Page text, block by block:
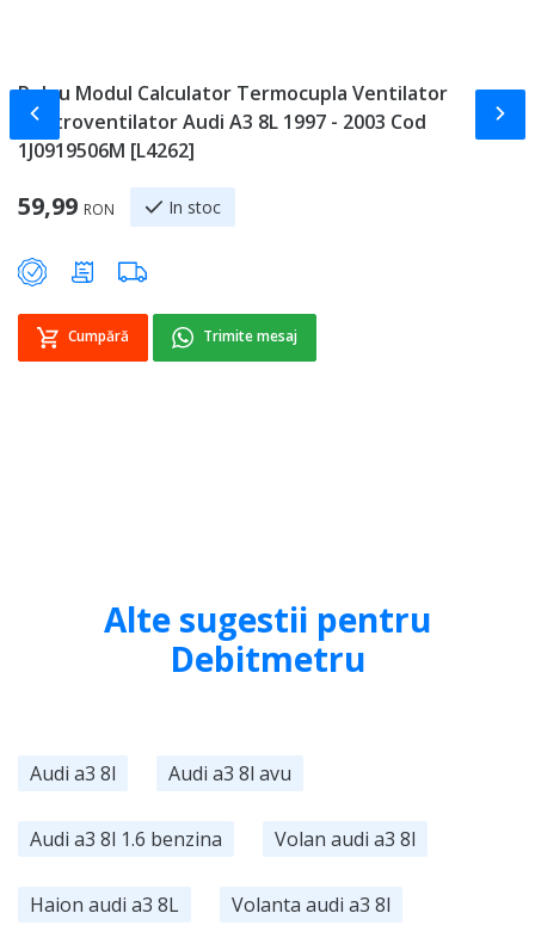
Releu Modul Calculator Termocupla Ventilator
Electroventilator Audi A3 8L 1997 - 2003 Cod
1J0919506M [L4262]
59,99 RON In stoc
Cumpără Trimite mesaj
Slide-ul anterior
Alte sugestii pentru
Debitmetru
Audi a3 8l Audi a3 8l avu
Audi a3 8l 1.6 benzina Volan audi a3 8l
Haion audi a3 8L Volanta audi a3 8l